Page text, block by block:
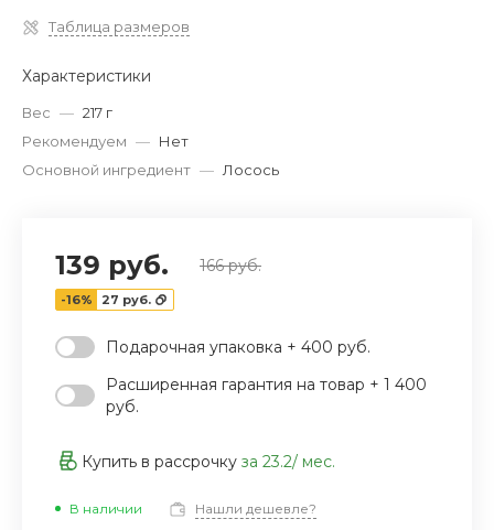
Таблица размеров
Характеристики
Вес — 217 г
Рекомендуем — Нет
Основной ингредиент — Лосось
139 руб. 166 руб.
-16% 27 руб.
Подарочная упаковка + 400 руб.
Расширенная гарантия на товар + 1 400
руб.
Купить в рассрочку за 23.2/ мес.
В наличии Нашли дешевле?